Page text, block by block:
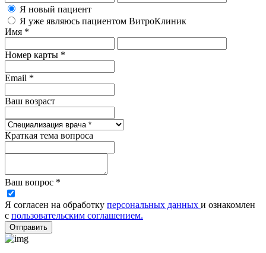
Я новый пациент
Я уже являюсь пациентом ВитроКлиник
Имя *
Номер карты *
Email *
Ваш возраст
Краткая тема вопроса
Ваш вопрос *
Я согласен на обработку персональных данных и ознакомлен
с пользовательским соглашением.
Отправить